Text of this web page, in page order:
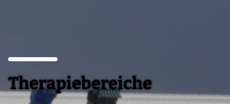
Therapiebereiche